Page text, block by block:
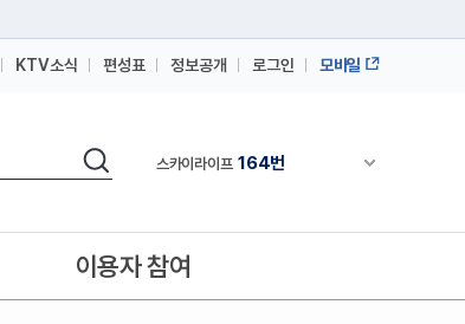
KTV소식 편성표 정보공개 로그인 모바일
검색 채널안내 펼쳐
스카이라이프 164번
스카이라이프 164번
스카이라이프
이용자 참여